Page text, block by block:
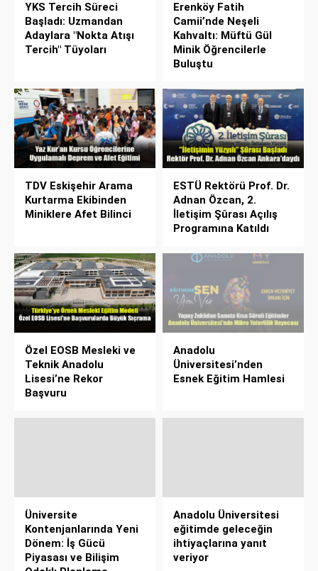
YKS Tercih Süreci
Başladı: Uzmandan
Adaylara "Nokta Atışı
Tercih" Tüyoları
Erenköy Fatih
Camii’nde Neşeli
Kahvaltı: Müftü Gül
Minik Öğrencilerle
Buluştu
TDV Eskişehir Arama
Kurtarma Ekibinden
Miniklere Afet Bilinci
ESTÜ Rektörü Prof. Dr.
Adnan Özcan, 2.
İletişim Şûrası Açılış
Programına Katıldı
Özel EOSB Mesleki ve
Teknik Anadolu
Lisesi’ne Rekor
Başvuru
Anadolu
Üniversitesi’nden
Esnek Eğitim Hamlesi
Üniversite
Kontenjanlarında Yeni
Dönem: İş Gücü
Piyasası ve Bilişim
Anadolu Üniversitesi
eğitimde geleceğin
ihtiyaçlarına yanıt
veriyor